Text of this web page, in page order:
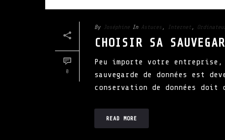
0
By Joséphine In Astuces , Internet ,
CHOISIR SA
Peu importe votre
sauvegarde de données est
conservation de données
READ MORE